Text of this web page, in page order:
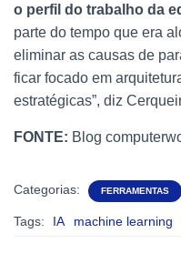
o perfil do trabalho da
parte do tempo que era
eliminar as causas de
ficar focado em
estratégicas”, diz
FONTE: Blog
Categorias: FERRAMENTAS
Tags: IA machine learning